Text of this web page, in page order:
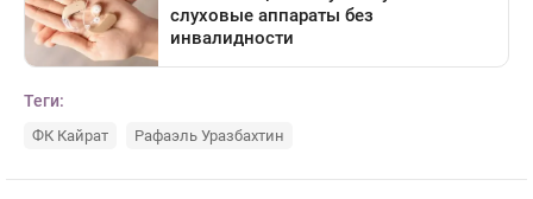
Теги:
ФК Кайрат Рафаэль Уразбахтин